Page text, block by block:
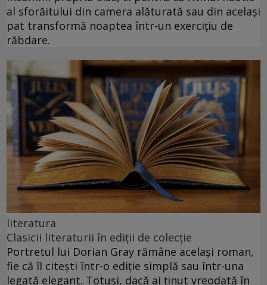
al sforăitului din camera alăturată sau din același
pat transformă noaptea într-un exercițiu de
răbdare.
literatura
Clasicii literaturii în ediții de colecție
Portretul lui Dorian Gray rămâne același roman,
fie că îl citești într-o ediție simplă sau într-una
legată elegant. Totuși, dacă ai ținut vreodată în